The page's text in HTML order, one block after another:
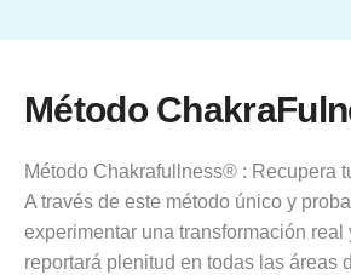
Método
Método Chakrafullness® : Recupera
A través de este método único y
experimentar una transformación real
reportará plenitud en todas las áreas